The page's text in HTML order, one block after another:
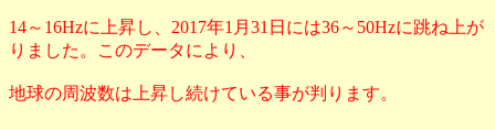
14～16Hzに上昇し、2017年1月31日には36～50Hzに跳ね上が
りました。このデータにより、
地球の周波数は上昇し続けている事が判ります。